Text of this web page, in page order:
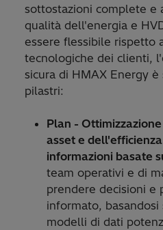
sottostazioni complete e
qualità dell'energia e
essere flessibile rispetto
tecnologiche dei clienti,
sicura di HMAX Energy
pilastri:
Plan -
asset e
informazioni basate
team operativi e di
prendere decisioni e
informato,
modelli di dati